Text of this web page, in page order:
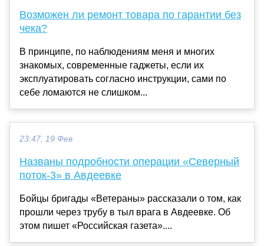
Возможен ли ремонт товара по гарантии без
чека?
В принципе, по наблюдениям меня и многих
знакомых, современные гаджеты, если их
эксплуатировать согласно инструкции, сами по
себе ломаются не слишком...
23:47, 19 Фев
Названы подробности операции «Северный
поток-3» в Авдеевке
Бойцы бригады «Ветераны» рассказали о том, как
прошли через трубу в тыл врага в Авдеевке. Об
этом пишет «Российская газета»....